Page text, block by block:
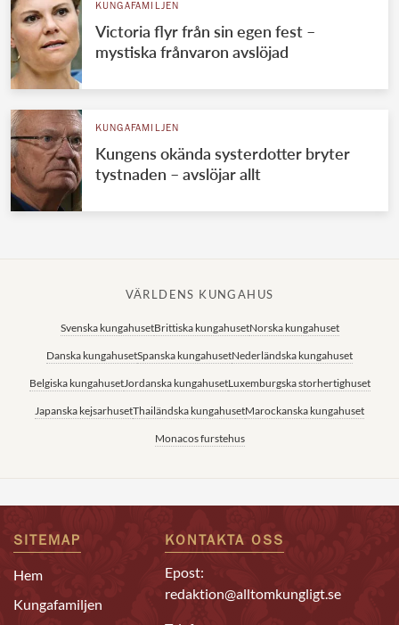
KUNGAFAMILJEN
Victoria flyr från sin egen fest –
mystiska frånvaron avslöjad
KUNGAFAMILJEN
Kungens okända systerdotter bryter
tystnaden – avslöjar allt
VÄRLDENS KUNGAHUS
Svenska kungahusetBrittiska kungahusetNorska kungahuset
Danska kungahusetSpanska kungahusetNederländska kungahuset
Belgiska kungahusetJordanska kungahusetLuxemburgska storhertighuset
Japanska kejsarhusetThailändska kungahusetMarockanska kungahuset
Monacos furstehus
SITEMAP
Hem
Kungafamiljen
KONTAKTA OSS
Epost:
redaktion@alltomkungligt.se